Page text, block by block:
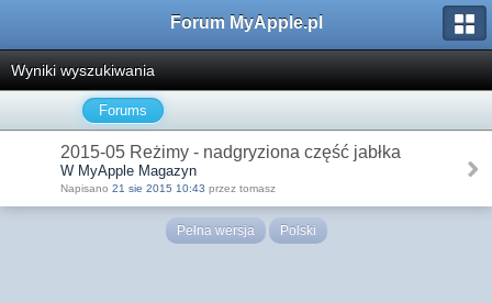
Forum MyApple.pl
Wyniki wyszukiwania
Forums
2015-05 Reżimy - nadgryziona część jabłka
W MyApple Magazyn
Napisano 21 sie 2015 10:43 przez tomasz
Pełna wersja Polski